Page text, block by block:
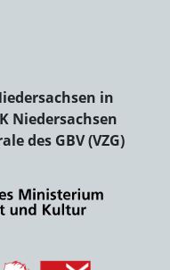
in
Niedersachsen
des GBV (VZG)